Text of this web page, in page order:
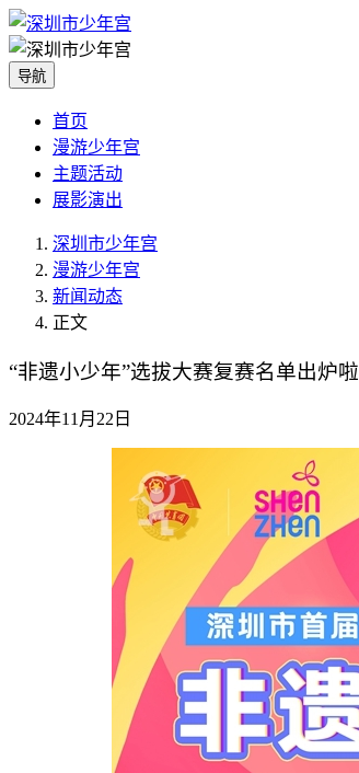
导航
首页
漫游少年宫
主题活动
展影演出
深圳市少年宫
漫游少年宫
新闻动态
正文
“非遗小少年”选拔大赛复赛名单出炉啦
2024年11月22日